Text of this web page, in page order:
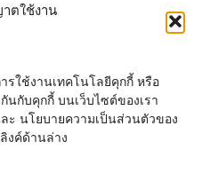
ตใช้งาน
รใช้งานเทคโนโลยีคุกกี้ หรือ
นกับคุกกี้ บนเว็บไซต์ของเรา
ะ นโยบายความเป็นส่วนตัวของ
งค์ด้านล่าง